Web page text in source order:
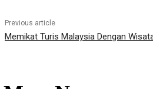
Previous article
Memikat Turis Malaysia Dengan